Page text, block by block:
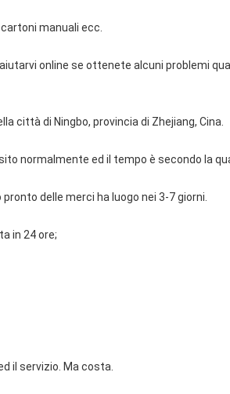
manuali ecc.
online se ottenete alcuni problemi
città di Ningbo, provincia di Zhejiang, Cina.
normalmente ed il tempo è secondo la
delle merci ha luogo nei 3-7 giorni.
in 24 ore;
il servizio. Ma costa.